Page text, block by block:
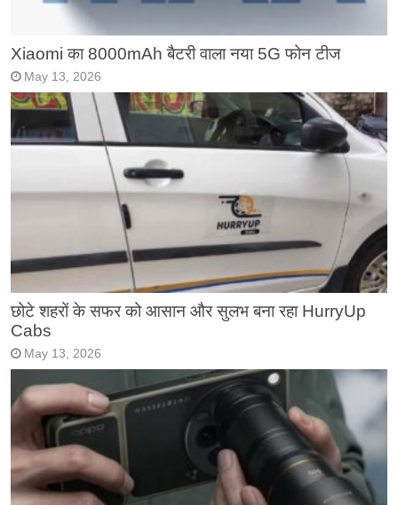
Xiaomi का 8000mAh बैटरी वाला नया 5G फोन टीज
May 13, 2026
छोटे शहरों के सफर को आसान और सुलभ बना रहा HurryUp
Cabs
May 13, 2026